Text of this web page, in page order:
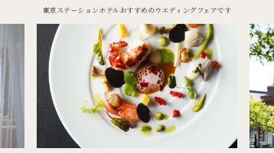
東京ステーションホテルおすすめのウエディングフェアです